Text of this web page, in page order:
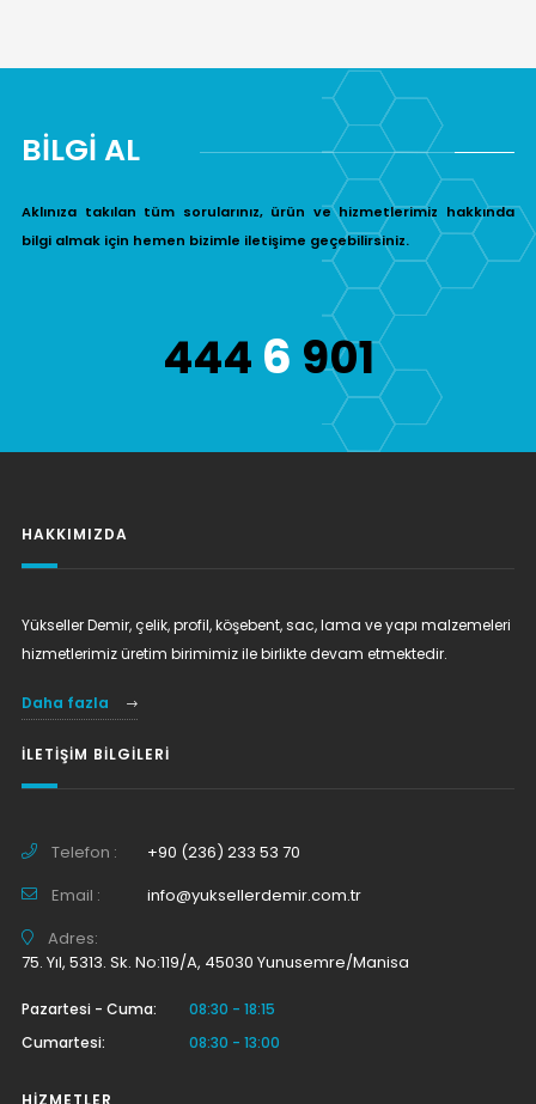
BİLGİ AL
Aklınıza takılan tüm sorularınız, ürün ve hizmetlerimiz hakkında
bilgi almak için hemen bizimle iletişime geçebilirsiniz.
444 6 901
HAKKIMIZDA
Yükseller Demir, çelik, profil, köşebent, sac, lama ve yapı malzemeleri
hizmetlerimiz üretim birimimiz ile birlikte devam etmektedir.
Daha fazla
İLETIŞIM BILGILERI
Telefon :
+90 (236) 233 53 70
Email :
info@yuksellerdemir.com.tr
Adres:
75. Yıl, 5313. Sk. No:119/A, 45030 Yunusemre/Manisa
Pazartesi - Cuma:
08:30 - 18:15
Cumartesi:
08:30 - 13:00
HIZMETLER